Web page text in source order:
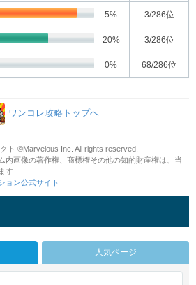
5% 3/286位
20% 3/286位
0% 68/286位
ワンコレ攻略トップへ
ト ©Marvelous Inc. All rights reserved.
画像の著作権、商標権その他の知的財産権は、当
す
ョン公式サイト
人気ページ